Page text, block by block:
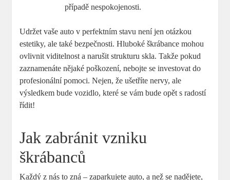
případě‌ nespokojenosti.
Udržet vaše auto v perfektním stavu‌ není jen otázkou
estetiky, ale také⁤ bezpečnosti. Hluboké škrábance⁤ mohou⁣
ovlivnit ​viditelnost a narušit⁢ strukturu skla. ⁤Takže pokud
⁢zaznamenáte‍ nějaké poškození,‍ nebojte⁤ se investovat⁢ do
profesionální pomoci. Nejen, že ušetříte nervy, ale
⁤výsledkem bude vozidlo, které ​se ‍vám bude opět s radostí
řídit!
Jak zabránit vzniku
škrábanců
Každý z nás to zná – zaparkujete​ auto, a ⁢než ⁣se nadějete,